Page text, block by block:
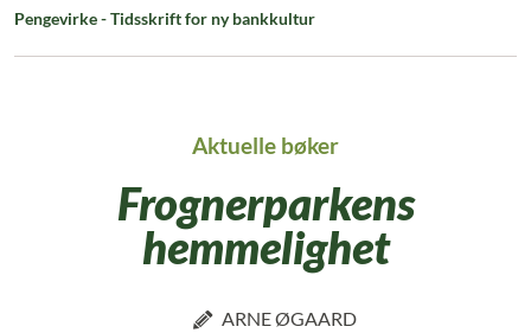
Pengevirke - Tidsskrift for ny bankkultur
Aktuelle bøker
Frognerparkens
hemmelighet
ARNE ØGAARD